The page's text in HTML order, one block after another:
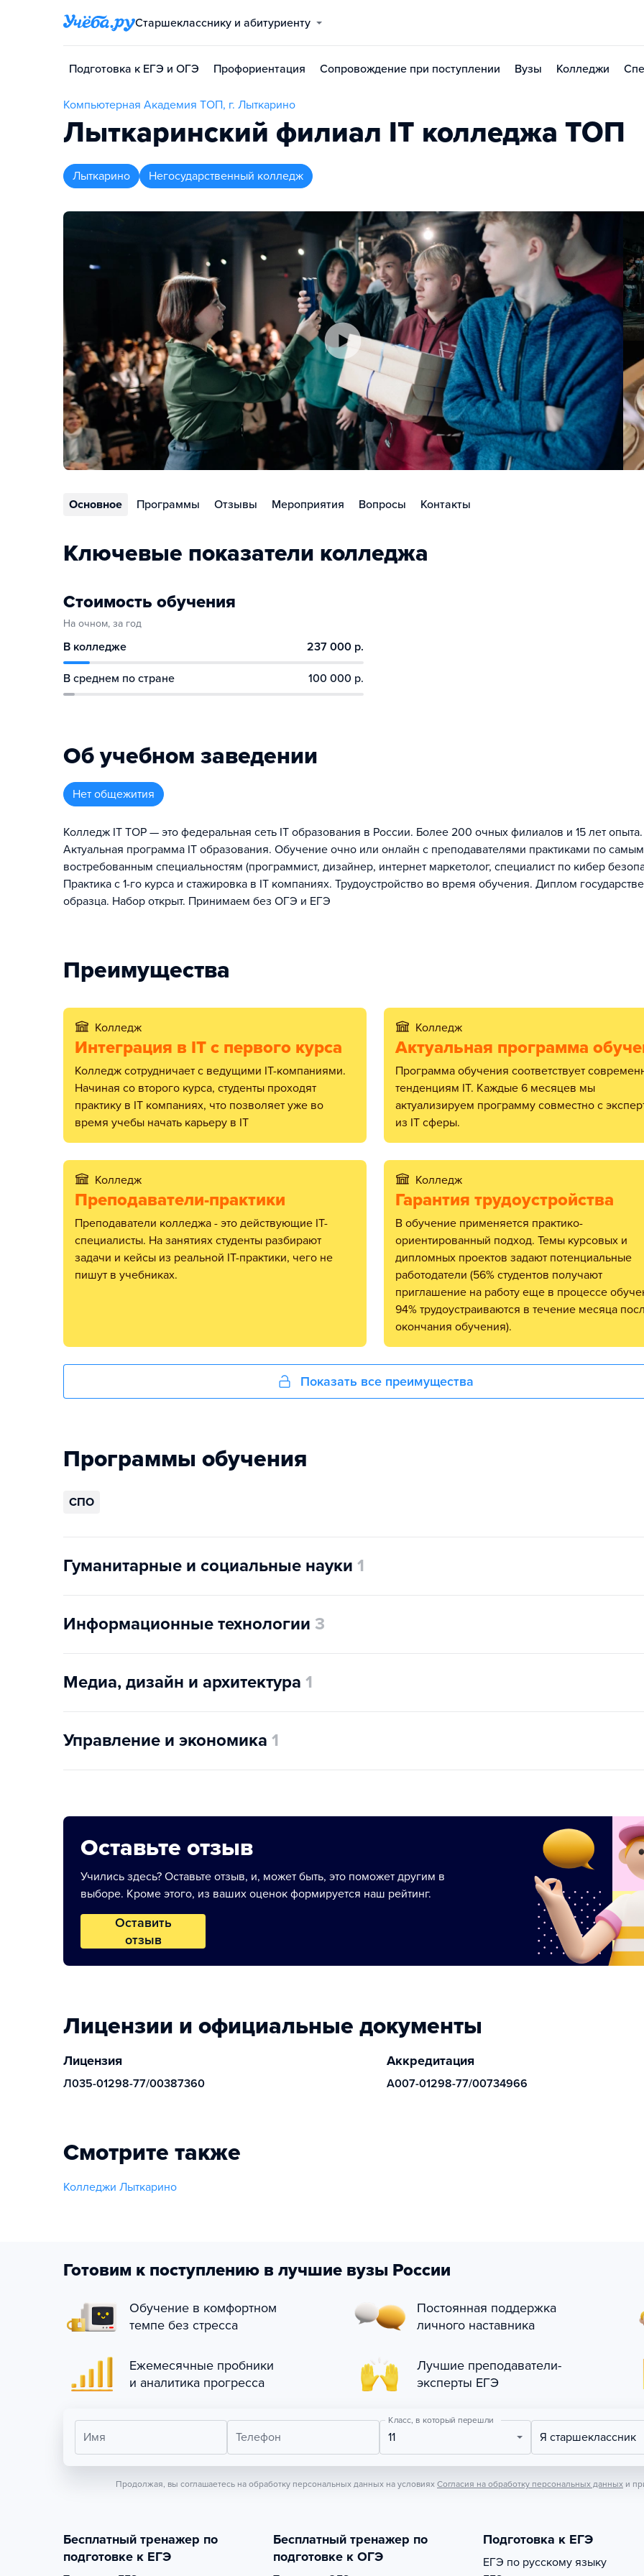
Старшекласснику и абитуриенту
Подготовка к ЕГЭ и ОГЭ Профориентация Сопровождение при поступлении Вузы Колледжи
Компьютерная Академия ТОП, г. Лыткарино
Лыткаринский филиал IT колледжа TOП
Лыткарино Негосударственный колледж
Основное Программы Отзывы Мероприятия Вопросы Контакты
Ключевые показатели колледжа
Стоимость обучения
На очном, за год
В колледже 237 000 р.
В среднем по стране 100 000 р.
Об учебном заведении
Нет общежития
Колледж IT TOP — это федеральная сеть IT образования в России. Более 200 очных филиалов и 15 лет опыта.
Актуальная программа IT образования. Обучение очно или онлайн с преподавателями практиками по самым
востребованным специальностям (программист, дизайнер, интернет маркетолог, специалист по кибер
Практика с 1-го курса и стажировка в IT компаниях. Трудоустройство во время обучения. Диплом
образца. Набор открыт. Принимаем без ОГЭ и ЕГЭ
Преимущества
Колледж
Интеграция в IT c первого курса
Колледж сотрудничает с ведущими IT-компаниями.
Начиная со второго курса, студенты проходят
практику в IT компаниях, что позволяет уже во
время учебы начать карьеру в IT
Колледж
Актуальная программа
Программа обучения соответствует современным
тенденциям IT. Каждые 6 месяцев мы
актуализируем программу совместно с
из IT сферы.
Колледж
Преподаватели-практики
Преподаватели колледжа - это действующие IT-
специалисты. На занятиях студенты разбирают
задачи и кейсы из реальной IT-практики, чего не
пишут в учебниках.
Колледж
Гарантия трудоустройства
В обучение применяется практико-
ориентированный подход. Темы курсовых и
дипломных проектов задают потенциальные
работодатели (56% студентов получают
приглашение на работу еще в процессе
94% трудоустраиваются в течение месяца
окончания обучения).
Показать все преимущества
Программы обучения
СПО
Гуманитарные и социальные науки 1
Информационные технологии 3
Медиа, дизайн и архитектура 1
Управление и экономика 1
Оставьте отзыв
Учились здесь? Оставьте отзыв, и, может быть, это поможет другим в
выборе. Кроме этого, из ваших оценок формируется наш рейтинг.
Оставить
отзыв
Лицензии и официальные документы
Лицензия
Л035-01298-77/00387360
Аккредитация
А007-01298-77/00734966
Смотрите также
Колледжи Лыткарино
Готовим к поступлению в лучшие вузы России
Обучение в комфортном
темпе без стресса
Постоянная поддержка
личного наставника
Ежемесячные пробники
и аналитика прогресса
Лучшие преподаватели-
эксперты ЕГЭ
Имя Телефон
Класс, в который перешли
11 Я старшеклассник
Продолжая, вы соглашаетесь на обработку персональных данных на условиях Согласия на обработку персональных данных и
Бесплатный тренажер по
подготовке к ЕГЭ
Бесплатный тренажер по
подготовке к ОГЭ
Подготовка к ЕГЭ
ЕГЭ по русскому языку